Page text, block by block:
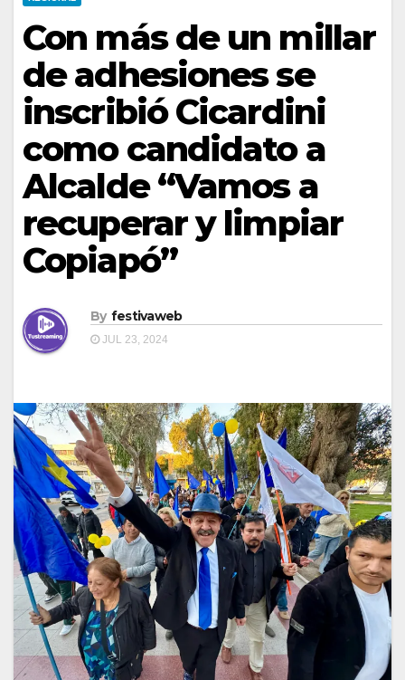
Con más de un millar
de adhesiones se
inscribió Cicardini
como candidato a
Alcalde “Vamos a
recuperar y limpiar
Copiapó”
By festivaweb
JUL 23, 2024